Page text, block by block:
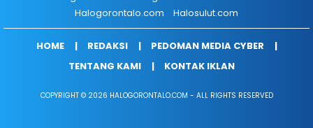
Halogorontalo.com
Halosulut.com
HOME REDAKSI
PEDOMAN MEDIA CYBER
TENTANG KAMI
KONTAK IKLAN
COPYRIGHT © 2026 HALOGORONTALO.COM - ALL RIGHTS RESERVED